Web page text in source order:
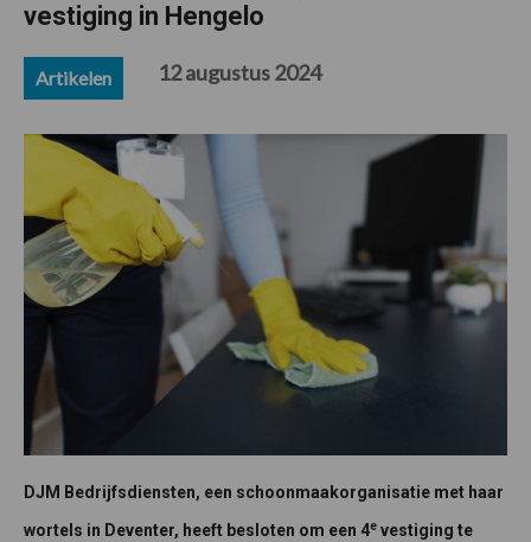
vestiging in Hengelo
Artikelen 12 augustus 2024
DJM Bedrijfsdiensten, een schoonmaakorganisatie met haar
wortels in Deventer, heeft besloten om een 4e vestiging te